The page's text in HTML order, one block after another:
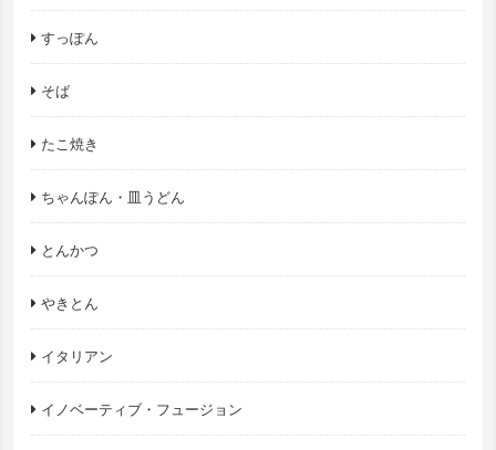
すっぽん
そば
たこ焼き
ちゃんぽん・皿うどん
とんかつ
やきとん
イタリアン
イノベーティブ・フュージョン